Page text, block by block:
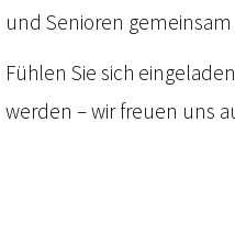
und Senioren
Fühlen Sie sich
werden – wir freuen uns